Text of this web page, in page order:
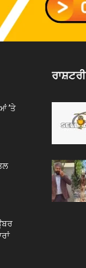
’ਤੇ
ਰਾਸ਼ਟਰੀ